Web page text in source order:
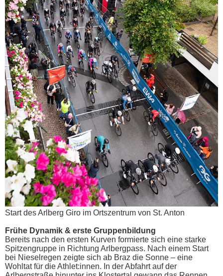
Start des Arlberg Giro im Ortszentrum von St. Anton
Frühe Dynamik & erste Gruppenbildung
Bereits nach den ersten Kurven formierte sich eine starke
Spitzengruppe in Richtung Arlbergpass. Nach einem Start
bei Nieselregen zeigte sich ab Braz die Sonne – eine
Wohltat für die Athlet:innen. In der Abfahrt auf der